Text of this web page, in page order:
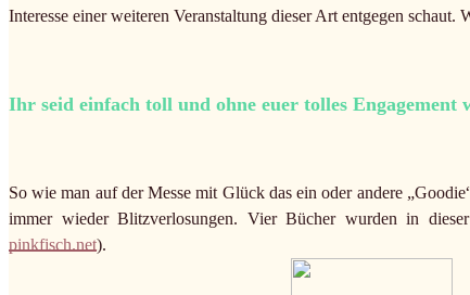
Interesse einer weiteren Veranstaltung dieser Art entgegen
Ihr seid einfach toll und ohne euer tolles Engagement
So wie man auf der Messe mit Glück das ein oder andere
immer wieder Blitzverlosungen. Vier Bücher wurden in
pinkfisch.net).